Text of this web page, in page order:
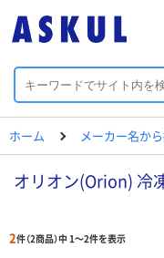
ホーム メーカー名から
オリオン(Orion) 冷
2件（2商品）中 1～2件を表示